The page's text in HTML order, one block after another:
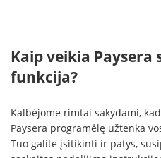
Kaip veikia
funkcija?
Kalbėjome rimtai sakydami,
Paysera programėlę užtenka
Tuo galite įsitikinti ir patys,